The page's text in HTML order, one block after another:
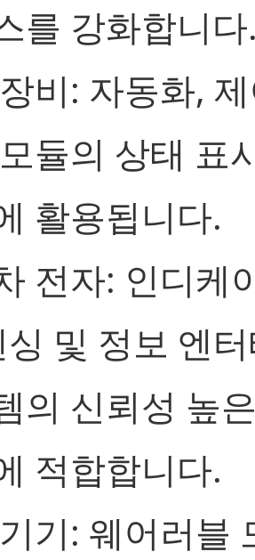
를 강화합니
비: 자동화,
듈의 상태 표
활용됩니다.
전자: 인디케
싱 및 정보 엔
의 신뢰성 높
적합합니다.
기: 웨어러블